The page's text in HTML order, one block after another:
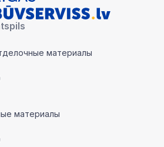
материалы
материалы